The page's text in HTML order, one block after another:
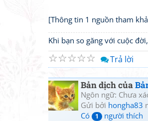
[Thông tin 1 nguồn tham
Khi bạn so găng với cuộc
☆
☆
☆
☆
☆ Trả lời
Bản dịch của
Ngôn ngữ: Chưa
Gửi bởi hongha83
Có
1 người thích